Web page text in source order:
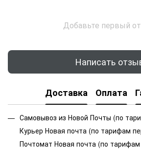
Добавьте первый
Написать
Доставка Оплата
Самовывоз из Новой Почты (по
Курьер Новая почта (по тарифам
Почтомат Новая почта (по тарифам